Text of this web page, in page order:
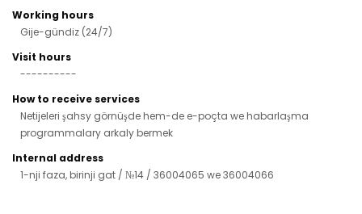
Working hours
Gije-gündiz (24/7)
Visit hours
----------
How to receive services
Netijeleri şahsy görnüşde hem-de e-poçta we habarlaşma
programmalary arkaly bermek
Internal address
1-nji faza, birinji gat / №14 / 36004065 we 36004066